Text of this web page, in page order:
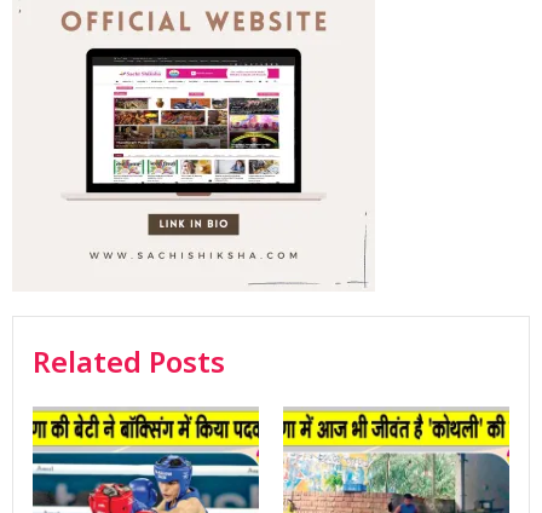
Related Posts